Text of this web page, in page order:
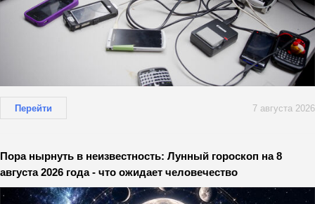
Перейти 7 августа 2026
Пора нырнуть в неизвестность: Лунный гороскоп на 8
августа 2026 года - что ожидает человечество